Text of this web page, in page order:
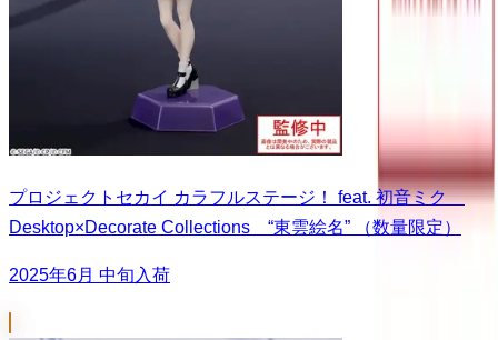
プロジェクトセカイ カラフルステージ！ feat. 初音ミク
Desktop×Decorate Collections “東雲絵名” （数量限定）
2025年6月 中旬入荷